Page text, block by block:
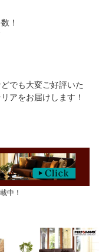
！
でも大変ご好評いた
アをお届けします！
中！